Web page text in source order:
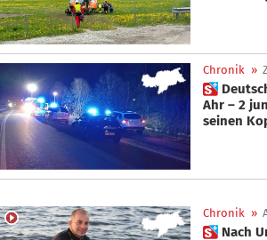
Chronik »
 Deutscher (58) stürzt in die
Ahr – 2
seinen
Chronik »
 Nach Unfall in der Ahr: